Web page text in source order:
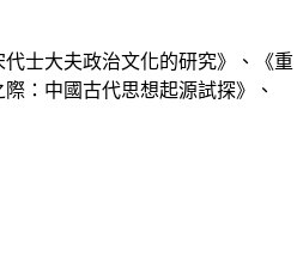
士大夫政治文化的研究》、《重
：中國古代思想起源試探》、